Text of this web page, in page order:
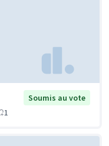
Soumis au vote
1